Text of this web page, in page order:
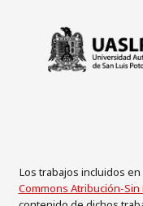
Los trabajos incluidos
Commons Atribución-Sin